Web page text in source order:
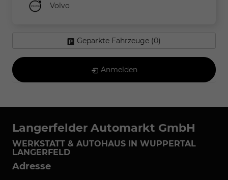
Volvo
Geparkte Fahrzeuge (0)
Anmelden
Langerfelder Automarkt GmbH
WERKSTATT & AUTOHAUS IN WUPPERTAL
LANGERFELD
Adresse